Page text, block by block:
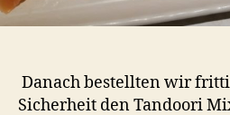
Danach bestellten wir
Sicherheit den Tandoori